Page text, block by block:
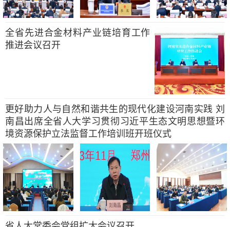
全省先进合金材料产业链培育工作
推进会议召开
更好助力人与自然和谐共生的现代化建设河南实践 刘
南昌出席全省人大学习贯彻习近平生态文明思想暨环
境资源保护立法监督工作培训班开班仪式